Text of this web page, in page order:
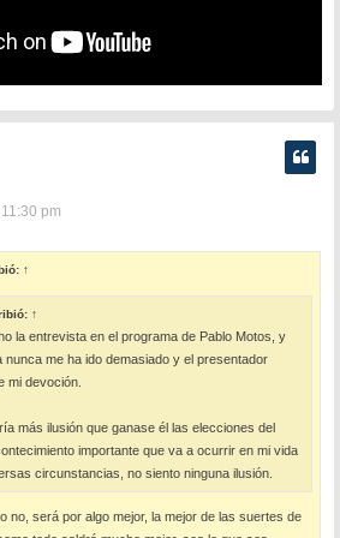
pm
↑
↑
la entrevista en el programa de Pablo Motos, y
nunca me ha ido demasiado y el presentador
mi devoción.
más ilusión que ganase él las elecciones del
importante que va a ocurrir en mi vida
circunstancias, no siento ninguna ilusión.
no, será por algo mejor, la mejor de las suertes de